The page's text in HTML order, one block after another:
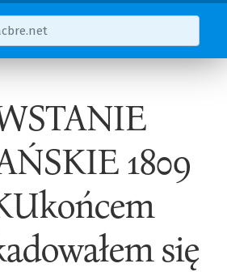
1809
się